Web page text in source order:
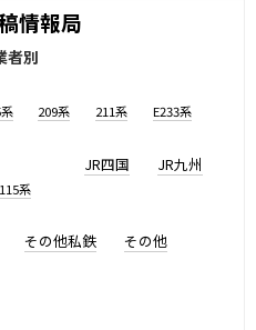
情報局
者別
209系 211系 E233系
系
JR四国 JR九州
その他私鉄 その他